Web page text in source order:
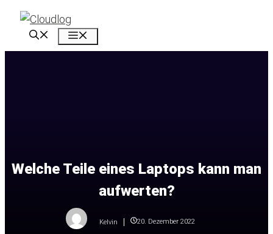
Zum
Inhalt
Welche Teile eines Laptops kann man
aufwerten?
Kelvin 20. Dezember 2022